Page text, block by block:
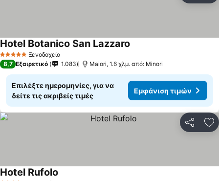
5 Αστέρια Ξενοδοχείο
Hotel Botanico San Lazzaro
8,7 Εξαιρετικό 1.083 Maiori, 1.6 χλμ. από: Minori
Επιλέξτε ημερομηνίες, για να
δείτε τις ακριβείς τιμές
Εμφάνιση τιμών
Hotel Rufolo